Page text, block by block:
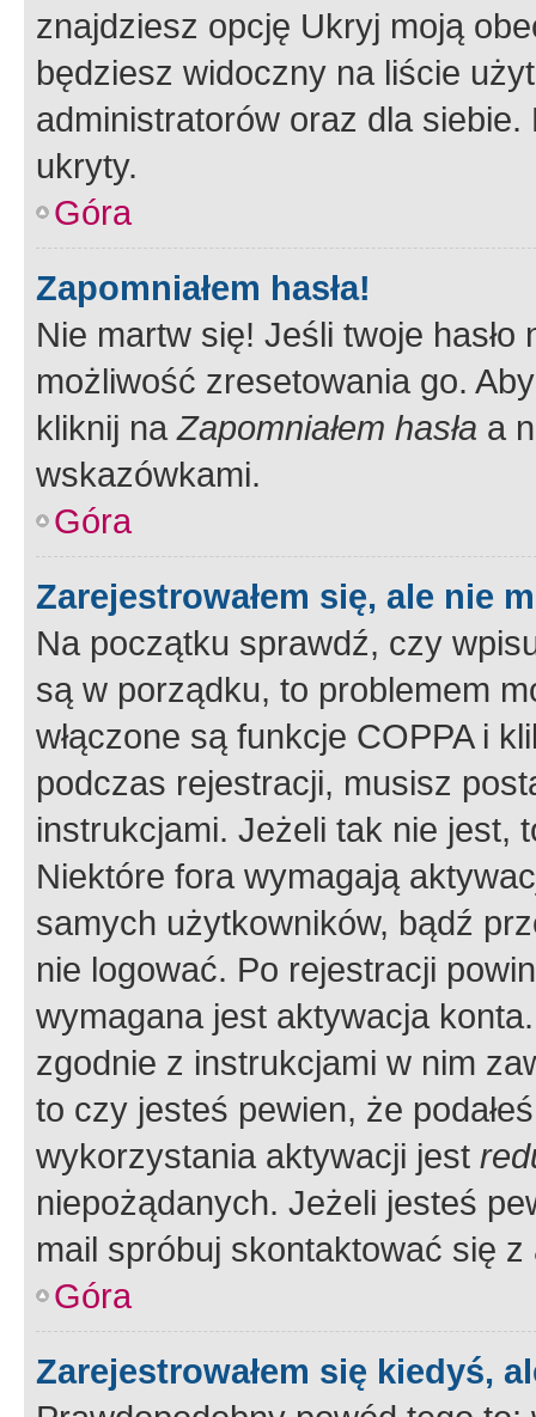
znajdziesz opcję Ukryj moją
będziesz widoczny na liście
administratorów oraz dla
ukryty.
Góra
Zapomniałem hasła!
Nie martw się! Jeśli twoje
możliwość zresetowania go.
kliknij naZapomniałem hasła a
wskazówkami.
Góra
Zarejestrowałem się, ale nie
Na początku sprawdź, czy
są w porządku, to problemem
włączone są funkcje COPPA i
podczas rejestracji, musisz
instrukcjami. Jeżeli tak nie jest,
Niektóre fora wymagają
samych użytkowników, bądź
nie logować. Po rejestracji
wymagana jest aktywacja
zgodnie z instrukcjami w nim
to czy jesteś pewien, że
wykorzystania aktywacji jest
niepożądanych. Jeżeli jesteś
mail spróbuj skontaktować się
Góra
Zarejestrowałem się kiedyś,